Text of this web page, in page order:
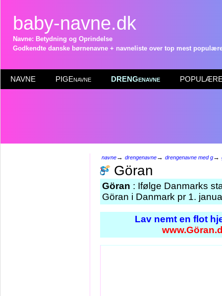
baby-navne.dk
Navne: Betydning og Oprindelse
Godkendte danske børnenavne + navneliste over top mest
NAVNE PIGEnavne DRENGenavne POPULÆRE
navne→ drengenavne→ drengenavne med g→
Göran
Göran : Ifølge Danmarks
Göran i Danmark pr 1.
Lav nemt en flot